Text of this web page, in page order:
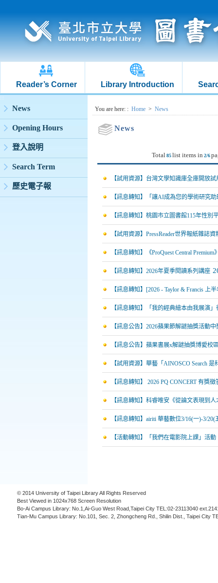
Reader’s Corner Library Introduction
:::
News
Opening Hours
登入說明
Search Term
歷史電子報
:::You are here: : Home > News
News
Total 85 list items in 2/6
【試用資源】台灣文學知識庫全庫開放試
【訊息轉知】「讓AI成為您的學術研究
【訊息轉知】桃園市立圖書館115年性別
【試用資源】PressReader世界報紙雜誌
【訊息轉知】《ProQuest Central
【訊息轉知】2026年夏季閱讀系列講座
【訊息轉知】[2026 - Taylor & Francis
【訊息轉知】「我的經典繪本由我展演
【訊息公告】2026蘋果節解謎抽獎活動
【訊息公告】蘋果書展x解謎抽獎博愛校
【試用資源】華藝「AINOSCO Search
【訊息轉知】 2026 PQ CONCERT 有獎徵
【訊息轉知】科睿唯安《從論文表現到
【訊息轉知】airiti 華藝數位3/16(一)-3/
【活動轉知】「我們在電影院上課」活動
© 2014 University of Taipei Library All Rights Reserved
Best Viewed in 1024x768 Screen Resolution
Bo-Ai Campus Library: No.1,Ai-Guo West Road,Taipei City TEL:02-23113040
Tian-Mu Campus Library: No.101, Sec. 2, Zhongcheng Rd., Shilin Dist., Taipei City